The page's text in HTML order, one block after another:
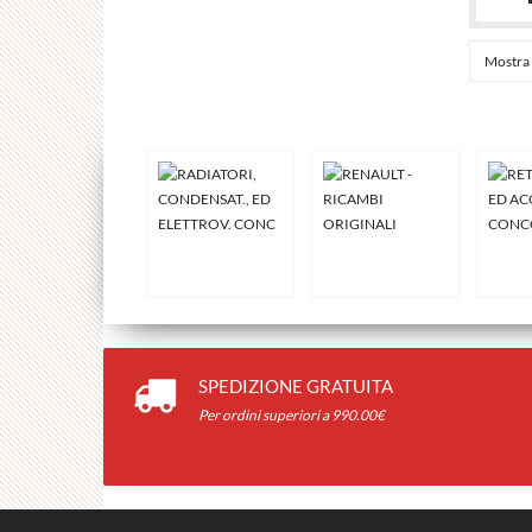
SPEDIZIONE GRATUITA
Per ordini superiori a 990.00€